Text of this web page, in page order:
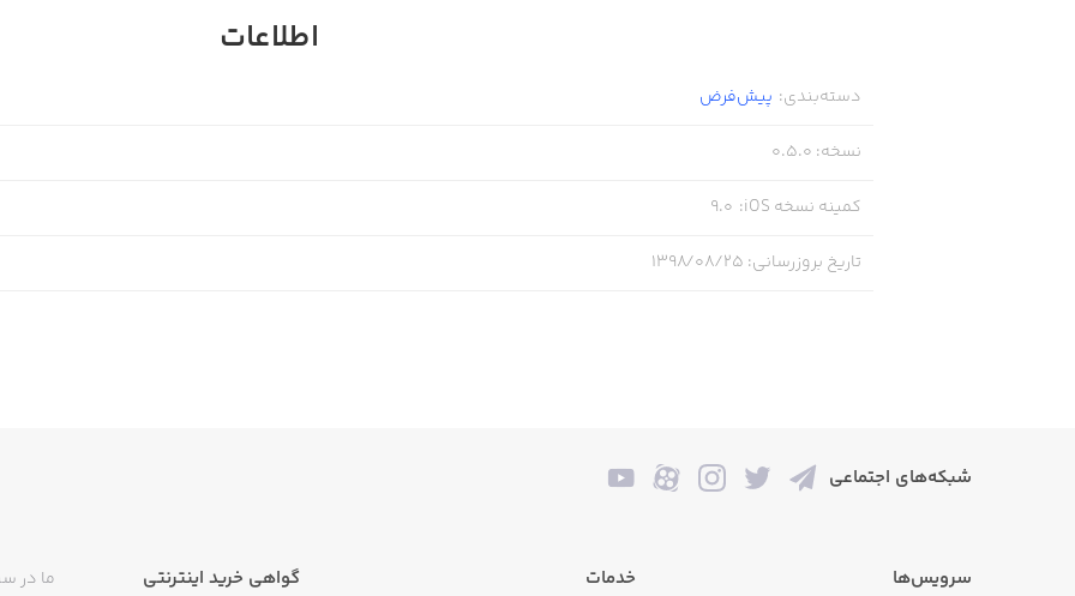
اطلاعات
دسته‌بندی: پیش‌فرض
نسخه:
0.5.0
کمینه نسخه iOS :
9.0
تاریخ بروزرسانی: ۱۳۹۸/۰۸/۲۵
شبکه‌های اجتماعی
سرویس‌ها خدمات گواهی خرید اینترنتی
ما در